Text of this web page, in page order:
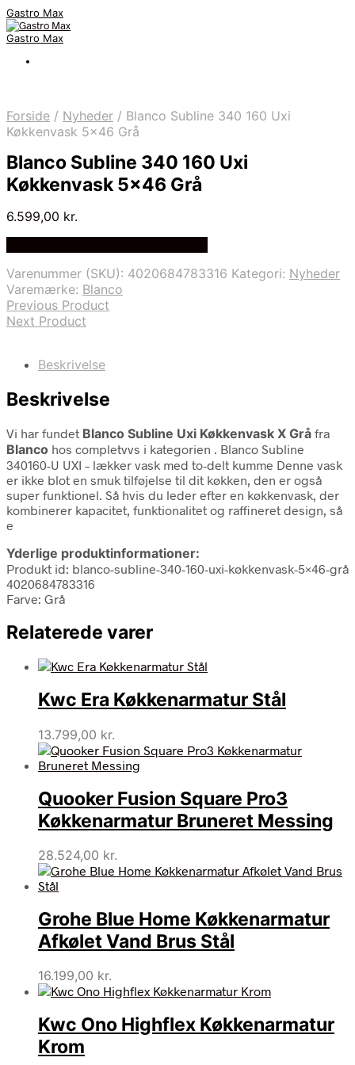
Gastro Max
Gastro Max
Forside / Nyheder / Blanco Subline 340 160 Uxi
Køkkenvask 5×46 Grå
Blanco Subline 340 160 Uxi
Køkkenvask 5×46 Grå
6.599,00 kr.
Varenummer (SKU): 4020684783316 Kategori: Nyheder
Varemærke: Blanco
Previous Product
Next Product
Beskrivelse
Beskrivelse
Vi har fundet Blanco Subline Uxi Køkkenvask X Grå fra
Blanco hos completvvs i kategorien . Blanco Subline
340160-U UXI – lækker vask med to-delt kumme Denne vask
er ikke blot en smuk tilføjelse til dit køkken, den er også
super funktionel. Så hvis du leder efter en køkkenvask, der
kombinerer kapacitet, funktionalitet og raffineret design, så
e
Yderlige produktinformationer:
Produkt id: blanco-subline-340-160-uxi-køkkenvask-5×46-grå
4020684783316
Farve: Grå
Relaterede varer
Kwc Era Køkkenarmatur Stål
13.799,00 kr.
Quooker Fusion Square Pro3
Køkkenarmatur Bruneret Messing
28.524,00 kr.
Grohe Blue Home Køkkenarmatur
Afkølet Vand Brus Stål
16.199,00 kr.
Kwc Ono Highflex Køkkenarmatur
Krom